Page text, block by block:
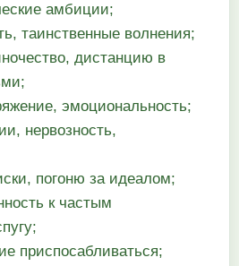
амбиции;
таинственные волнения;
дистанцию в
эмоциональность;
нервозность,
погоню за идеалом;
к частым
приспосабливаться;